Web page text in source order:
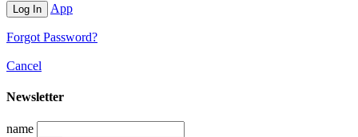
App
Forgot Password?
Cancel
Newsletter
name